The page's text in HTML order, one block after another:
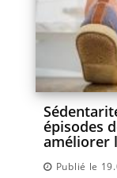
épisodes
améliorer
Publié le